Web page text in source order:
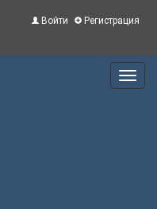
Войти Регистрация
Main
Menu